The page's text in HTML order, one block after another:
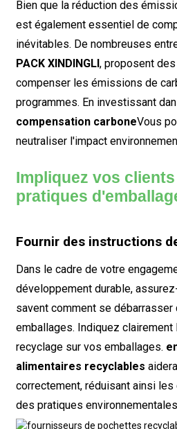
Bien que la réduction des
est également essentiel de
inévitables. De nombreuses
PACK XINDINGLI, proposent
compenser les émissions de
programmes. En investissant
compensation carboneVous
neutraliser l'impact
Impliquez vos
pratiques
Fournir des instructions
Dans le cadre de votre
développement durable,
savent comment se
emballages. Indiquez
recyclage sur vos emballages.
alimentaires recyclables
correctement, réduisant ainsi
des pratiques